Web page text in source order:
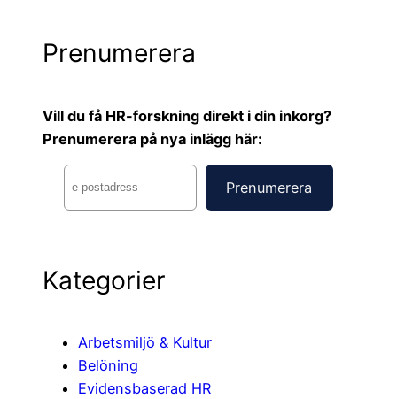
Prenumerera
Vill du få HR-forskning direkt i din inkorg?
Prenumerera på nya inlägg här:
Kategorier
Arbetsmiljö & Kultur
Belöning
Evidensbaserad HR